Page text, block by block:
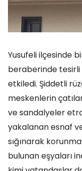
Yusufeli ilçesinde
beraberinde tesirli
etkiledi. Şiddetli
meskenlerin
ve sandalyeler
yakalanan esnaf
sığınarak
bulunan eşyaları